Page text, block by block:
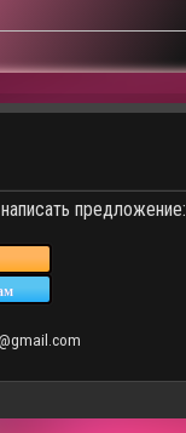
предложение: